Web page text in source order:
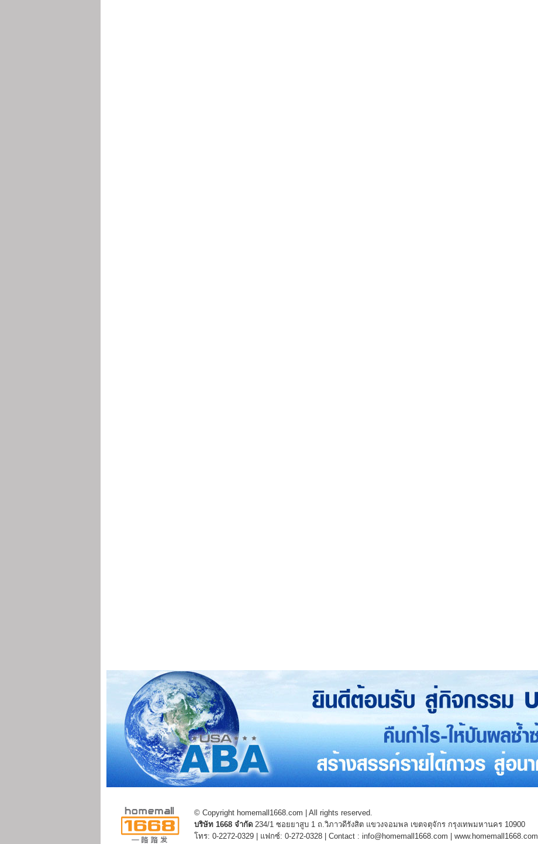
© Copyright homemall1668.com | All rights reserved.
บริษัท 1668 จำกัด234/1 ซอยยาสูบ 1 ถ.วิภาวดีรังสิต แขวงจอมพล เขตจตุจักร กรุงเทพมหานคร 10900
โทร: 0-2272-0329 | แฟกซ์: 0-272-0328 | Contact : info@homemall1668.com | www.homemall1668.com